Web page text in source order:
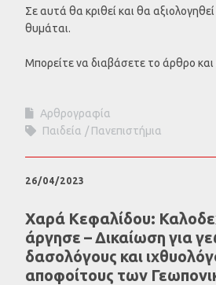
Σε αυτά θα κριθεί και θα
θυμάται.
Μπορείτε να διαβάσετε το άρθρο και
Αρθρογραφία
Παιδεία
Πανεπιστήμια
26/04/2023
Χαρά Κεφαλίδου:
άργησε – Δικαίωση για
δασολόγους και
αποφοίτους των